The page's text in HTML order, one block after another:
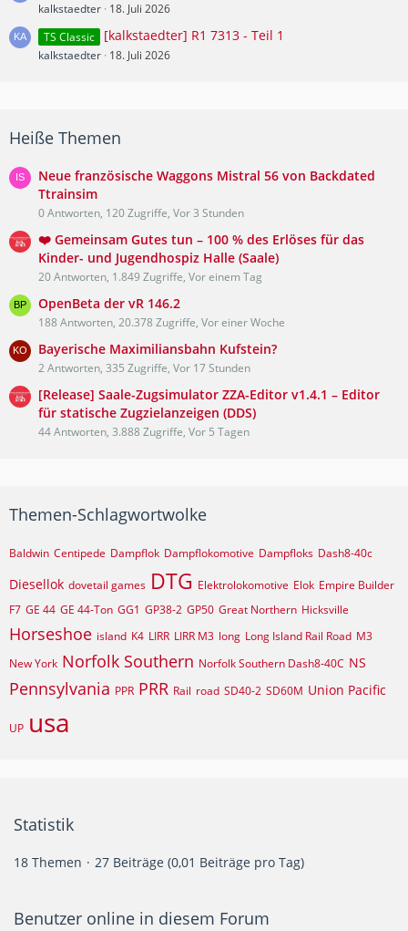
kalkstaedter 18. Juli 2026
TS Classic
[kalkstaedter] R1 7313 - Teil 1
kalkstaedter 18. Juli 2026
Heiße Themen
Neue französische Waggons Mistral 56 von Backdated
Ttrainsim
0 Antworten, 120 Zugriffe, Vor 3 Stunden
❤️ Gemeinsam Gutes tun – 100 % des Erlöses für das
Kinder- und Jugendhospiz Halle (Saale)
20 Antworten, 1.849 Zugriffe, Vor einem Tag
OpenBeta der vR 146.2
188 Antworten, 20.378 Zugriffe, Vor einer Woche
Bayerische Maximiliansbahn Kufstein?
2 Antworten, 335 Zugriffe, Vor 17 Stunden
[Release] Saale-Zugsimulator ZZA-Editor v1.4.1 – Editor
für statische Zugzielanzeigen (DDS)
44 Antworten, 3.888 Zugriffe, Vor 5 Tagen
Themen-Schlagwortwolke
Baldwin Centipede Dampflok Dampflokomotive Dampfloks Dash8-40c
Diesellok dovetail games DTG Elektrolokomotive Elok Empire Builder
F7 GE 44 GE 44-Ton GG1 GP38-2 GP50 Great Northern Hicksville
Horseshoe island K4 LIRR LIRR M3 long Long Island Rail Road M3
New York Norfolk Southern Norfolk Southern Dash8-40C NS
Pennsylvania PPR PRR Rail road SD40-2 SD60M Union Pacific
UP usa
Statistik
18 Themen 27 Beiträge (0,01 Beiträge pro Tag)
Benutzer online in diesem Forum